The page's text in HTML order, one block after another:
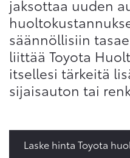
jaksottaa uuden
säännöllisiin
liittää Toyota
itsellesi tärkeitä
sijaisauton tai
Laske hinta Toyota